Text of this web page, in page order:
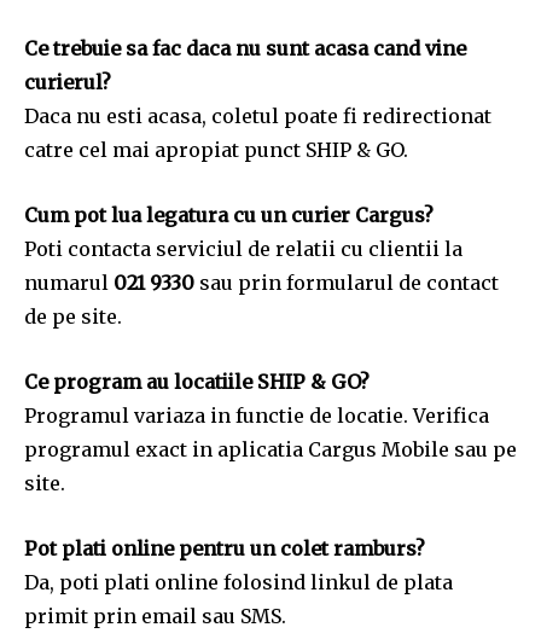
Ce trebuie sa fac daca nu sunt acasa cand vine
curierul?
Daca nu esti acasa, coletul poate fi redirectionat
catre cel mai apropiat punct SHIP & GO.
Cum pot lua legatura cu un curier Cargus?
Poti contacta serviciul de relatii cu clientii la
numarul 021 9330 sau prin formularul de contact
de pe site.
Ce program au locatiile SHIP & GO?
Programul variaza in functie de locatie. Verifica
programul exact in aplicatia Cargus Mobile sau pe
site.
Pot plati online pentru un colet ramburs?
Da, poti plati online folosind linkul de plata
primit prin email sau SMS.